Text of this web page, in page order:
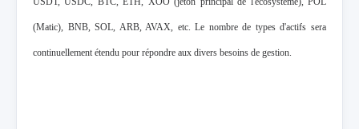
(Matic), BNB, SOL, ARB, AVAX, etc. Le nombre de types d'actifs sera
continuellement étendu pour répondre aux divers besoins de gestion.